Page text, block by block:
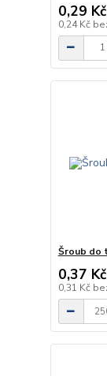
0,29 Kč
0,24 Kč
Šroub do
0,37 Kč
0,31 Kč